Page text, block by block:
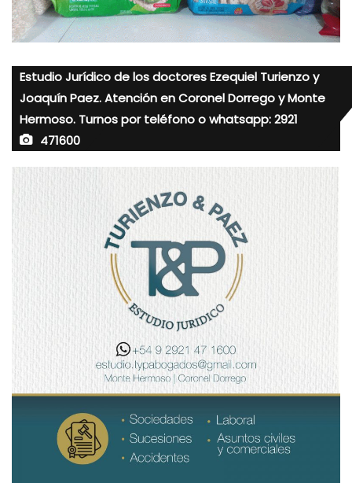
Estudio Jurídico de los doctores Ezequiel Turienzo y
Joaquín Paez. Atención en Coronel Dorrego y Monte
Hermoso. Turnos por teléfono o whatsapp: 2921
471600